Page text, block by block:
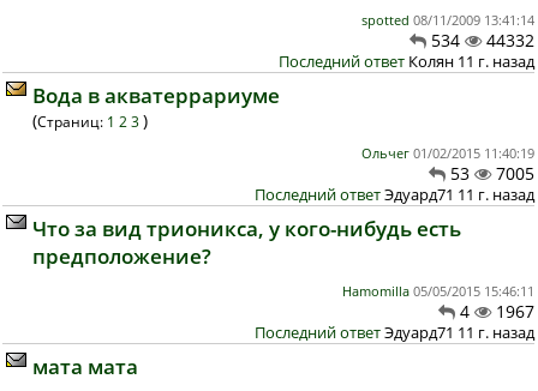
spotted 08/11/2009 13:41:14
534 44332
Последний ответ Колян 11 г. назад
Вода в акватеррариуме
(Страниц: 1 2 3 )
Ольчег 01/02/2015 11:40:19
53 7005
Последний ответЭдуард71 11 г. назад
Что за вид трионикса, у кого-нибудь есть
предположение?
Hamomilla 05/05/2015 15:46:11
4 1967
Последний ответЭдуард71 11 г. назад
мата мата